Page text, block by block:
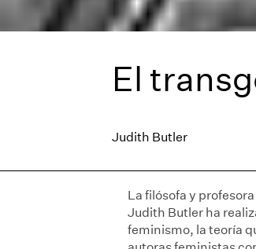
El
Judith Butler
La filósofa y
Judith Butler ha
feminismo, la teoría